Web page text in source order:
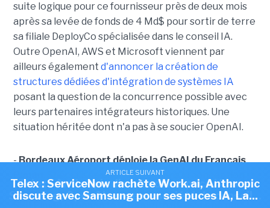
ARTICLE SUIVANT
Telex : Anthropic discute d'une puce IA avec
Samsung, OpenAI ouvre sa société de conseil...
suite logique pour ce fournisseur près de deux mois
après sa levée de fonds de 4 Md$ pour sortir de terre
sa filiale DeployCo spécialisée dans le conseil IA.
Outre OpenAI, AWS et Microsoft viennent par
ailleurs également d'annoncer la création de
structures dédiées d'intégration de systèmes IA
posant la question de la concurrence possible avec
leurs partenaires intégrateurs historiques. Une
situation héritée dont n'a pas à se soucier OpenAI.
-Bordeaux Aéroport déploie la GenAI du Français
. Spécialisée depuis 2017 dans la conception
de solutions sécurisées pour le secteur industriel, la
ARTICLE SUIVANT
Telex : ServiceNow rachète Work.ai, Anthropic
discute avec Samsung pour ses puces IA, La...